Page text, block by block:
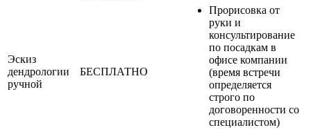
Эскиз
дендрологии
ручной
БЕСПЛАТНО
Прорисовка от
руки и
консультирование
по посадкам в
офисе компании
(время встречи
определяется
строго по
договоренности со
специалистом)